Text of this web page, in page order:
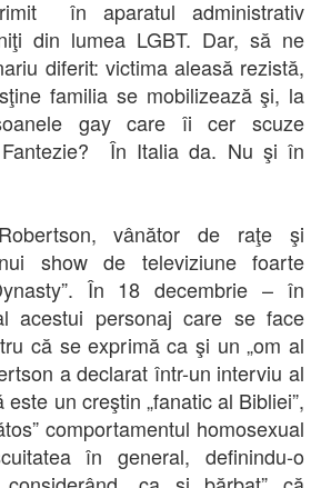
în aparatul administrativ
din lumea LGBT. Dar, să ne
diferit: victima aleasă rezistă,
familia se mobilizează şi, la
gay care îi cer scuze
Fantezie? În Italia da. Nu şi în
vânător de raţe şi
show de televiziune foarte
În 18 decembrie – în
acestui personaj care se face
că se exprimă ca şi un „om al
a declarat într-un interviu al
un creştin „fanatic al Bibliei”,
comportamentul homosexual
în general, definindu-o